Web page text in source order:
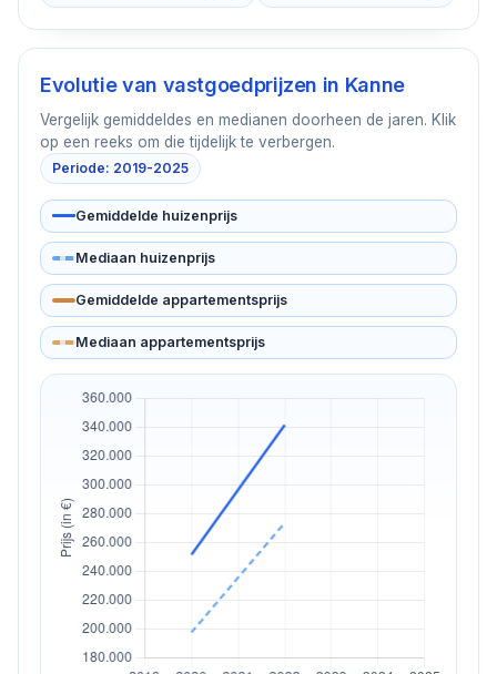
Evolutie van vastgoedprijzen in Kanne
Vergelijk gemiddeldes en medianen doorheen de jaren. Klik
op een reeks om die tijdelijk te verbergen.
Periode: 2019-2025
Gemiddelde huizenprijs
Mediaan huizenprijs
Gemiddelde appartementsprijs
Mediaan appartementsprijs